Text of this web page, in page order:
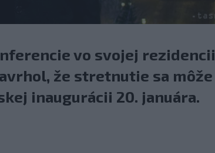
vo svojej rezidencii
že stretnutie sa môže
inaugurácii 20. januára.